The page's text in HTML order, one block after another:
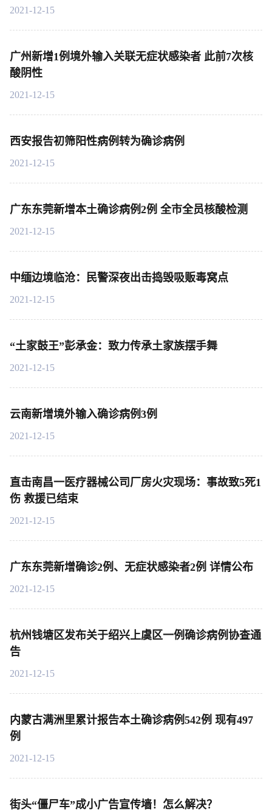
2021-12-15
广州新增1例境外输入关联无症状感染者 此前7次核
酸阴性
2021-12-15
西安报告初筛阳性病例转为确诊病例
2021-12-15
广东东莞新增本土确诊病例2例 全市全员核酸检测
2021-12-15
中缅边境临沧：民警深夜出击捣毁吸贩毒窝点
2021-12-15
“土家鼓王”彭承金：致力传承土家族摆手舞
2021-12-15
云南新增境外输入确诊病例3例
2021-12-15
直击南昌一医疗器械公司厂房火灾现场：事故致5死1
伤 救援已结束
2021-12-15
广东东莞新增确诊2例、无症状感染者2例 详情公布
2021-12-15
杭州钱塘区发布关于绍兴上虞区一例确诊病例协查通
告
2021-12-15
内蒙古满洲里累计报告本土确诊病例542例 现有497
例
2021-12-15
街头“僵尸车”成小广告宣传墙！怎么解决？